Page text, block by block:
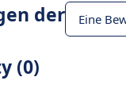
der
(0)
Eine